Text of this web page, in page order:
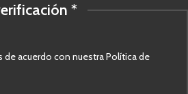
*
de acuerdo con nuestra Política de